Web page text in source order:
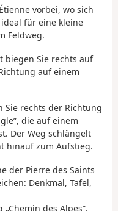
vorbei, wo sich
für eine kleine
Feldweg.
biegen Sie rechts auf
auf einem
Sie rechts der Richtung
die auf einem
Der Weg schlängelt
hinauf zum Aufstieg.
der Pierre des Saints
Denkmal, Tafel,
des Alpes”.